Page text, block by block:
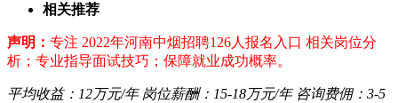
相关推荐
声明： 专注 2022年河南中烟招聘126人报名入口 相关岗位分
析；专业指导面试技巧；保障就业成功概率。
平均收益： 12万元/年 岗位薪酬： 15-18万元/年 咨询费佣： 3-5